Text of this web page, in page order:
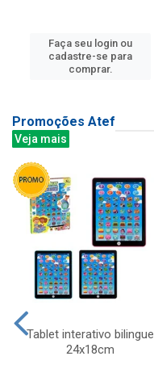
Faça seu login ou
cadastre-se para
comprar.
Promoções Atef
Veja mais
Tablet interativo bilingue
24x18cm